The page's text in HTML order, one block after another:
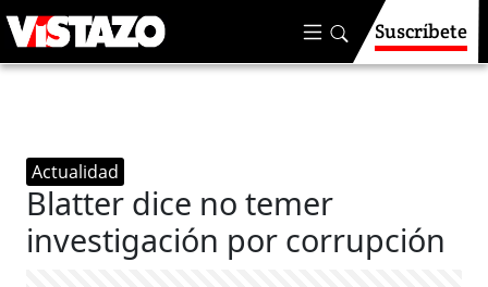
Suscríbete
Actualidad
Blatter dice no temer
investigación por corrupción